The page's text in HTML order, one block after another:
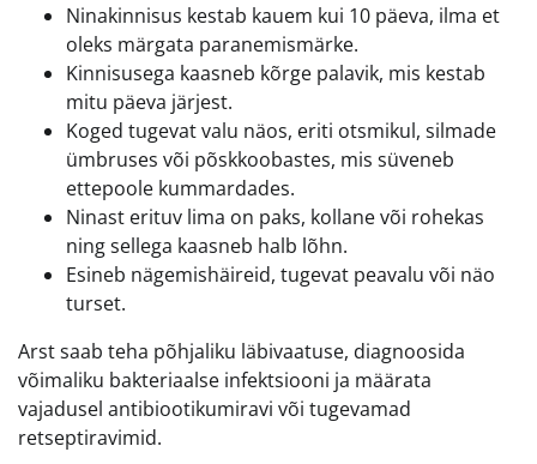
Ninakinnisus kestab kauem kui 10 päeva, ilma et
oleks märgata paranemismärke.
Kinnisusega kaasneb kõrge palavik, mis kestab
mitu päeva järjest.
Koged tugevat valu näos, eriti otsmikul, silmade
ümbruses või põskkoobastes, mis süveneb
ettepoole kummardades.
Ninast erituv lima on paks, kollane või rohekas
ning sellega kaasneb halb lõhn.
Esineb nägemishäireid, tugevat peavalu või näo
turset.
Arst saab teha põhjaliku läbivaatuse, diagnoosida
võimaliku bakteriaalse infektsiooni ja määrata
vajadusel antibiootikumiravi või tugevamad
retseptiravimid.